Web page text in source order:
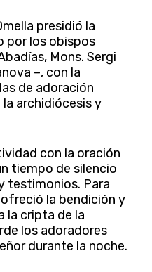
presidió la
por los obispos
Mons. Sergi
–, con la
de adoración
archidiócesis y
con la oración
tiempo de silencio
testimonios. Para
la bendición y
la cripta de la
los adoradores
durante la noche.